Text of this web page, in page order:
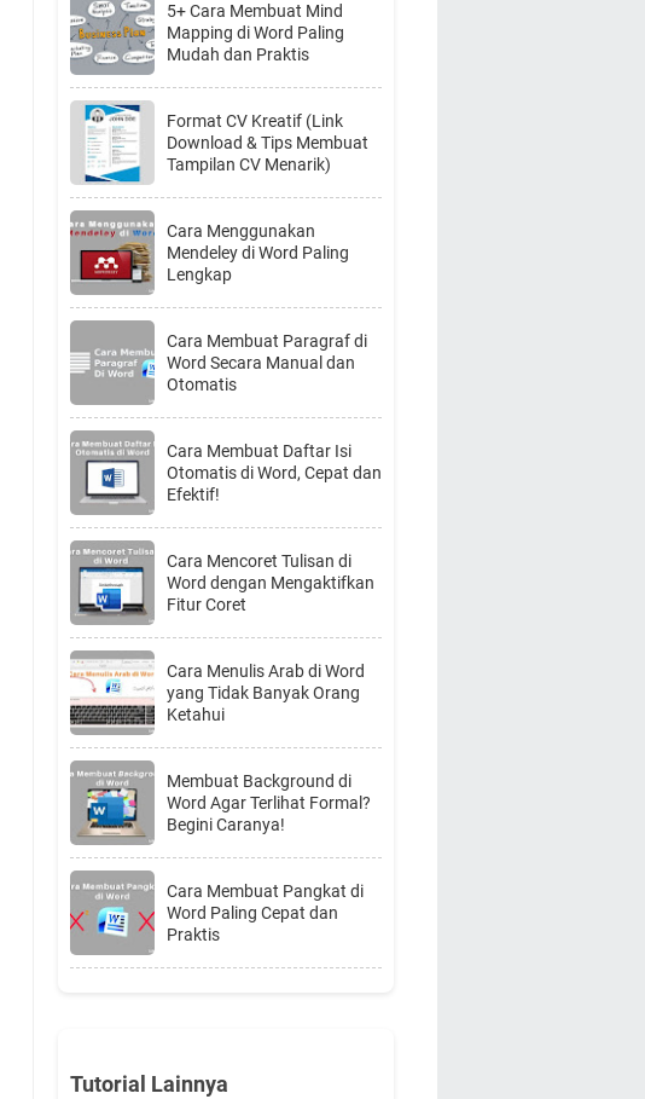
5+ Cara Membuat Mind
Mapping di Word Paling
Mudah dan Praktis
Format CV Kreatif (Link
Download & Tips Membuat
Tampilan CV Menarik)
Cara Menggunakan
Mendeley di Word Paling
Lengkap
Cara Membuat Paragraf di
Word Secara Manual dan
Otomatis
Cara Membuat Daftar Isi
Otomatis di Word, Cepat dan
Efektif!
Cara Mencoret Tulisan di
Word dengan Mengaktifkan
Fitur Coret
Cara Menulis Arab di Word
yang Tidak Banyak Orang
Ketahui
Membuat Background di
Word Agar Terlihat Formal?
Begini Caranya!
Cara Membuat Pangkat di
Word Paling Cepat dan
Praktis
Tutorial Lainnya